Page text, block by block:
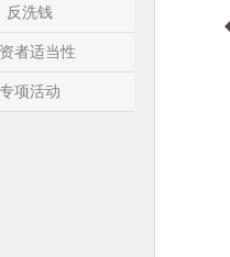
反洗钱
者适当性
专项活动